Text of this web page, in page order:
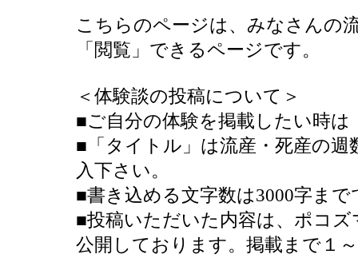
こちらのページは、みなさんの
「閲覧」できるページです。
＜体験談の投稿について＞
■ご自分の体験を掲載したい時
■「タイトル」は流産・死産の
入下さい。
■書き込める文字数は3000字ま
■投稿いただいた内容は、ポコ
公開しております。掲載まで１